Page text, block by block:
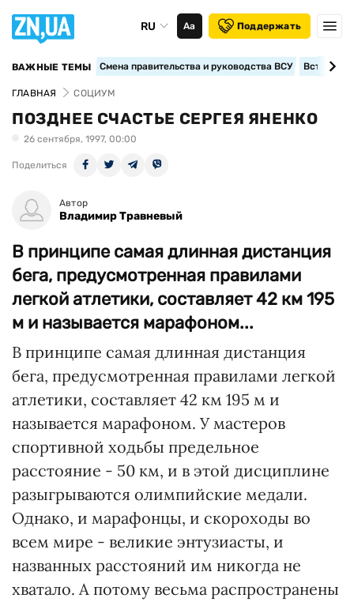
RU Аа Поддержать
ВАЖНЫЕ ТЕМЫ Смена правительства и руководства ВСУ
ГЛАВНАЯ СОЦИУМ
ПОЗДНЕЕ СЧАСТЬЕ СЕРГЕЯ ЯНЕНКО
26 сентября, 1997, 00:00
Поделиться
Автор
Владимир Травневый
В принципе самая длинная дистанция
бега, предусмотренная правилами
легкой атлетики, составляет 42 км 195
м и называется марафоном...
В принципе самая длинная дистанция
бега, предусмотренная правилами легкой
атлетики, составляет 42 км 195 м и
называется марафоном. У мастеров
спортивной ходьбы предельное
расстояние - 50 км, и в этой дисциплине
разыгрываются олимпийские медали.
Однако, и марафонцы, и скороходы во
всем мире - великие энтузиасты, и
названных расстояний им никогда не
хватало. А потому весьма распространены